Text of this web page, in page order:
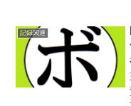
記録関連